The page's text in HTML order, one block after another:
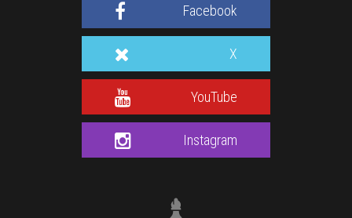
Facebook
X
YouTube
Instagram